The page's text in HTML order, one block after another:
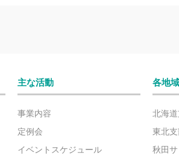
主な活動
事業内容
定例会
イベントスケジュール
各地
北海
東北支
秋田